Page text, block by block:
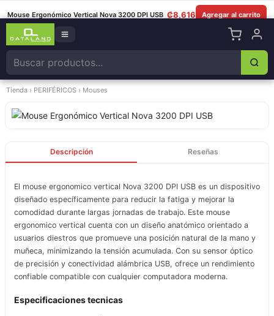
Facebook|
Mouse Ergonómico Vertical Nova 3200 DPI USB ₡8,616 Agregar al carrito
Tienda › PERIFÉRICOS › Mouses
Descripción Reseñas
El mouse ergonomico vertical Nova 3200 DPI USB es un dispositivo
diseñado específicamente para reducir la fatiga y mejorar la
comodidad durante largas jornadas de trabajo. Este mouse
ergonomico vertical cuenta con un diseño anatómico orientado a
usuarios diestros que promueve una posición natural de la mano y
muñeca, minimizando la tensión acumulada. Con su sensor óptico
de precisión y conectividad alámbrica USB, ofrece un rendimiento
confiable compatible con cualquier computadora moderna.
Especificaciones tecnicas